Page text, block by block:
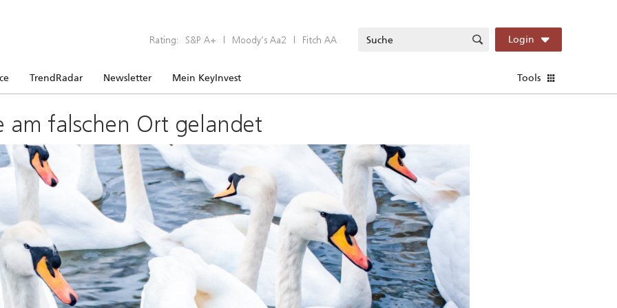
Rating: S&P A+ | Moody’s Aa2 | Fitch AA Login
TrendRadar Newsletter Mein KeyInvest Tools
am falschen Ort gelandet